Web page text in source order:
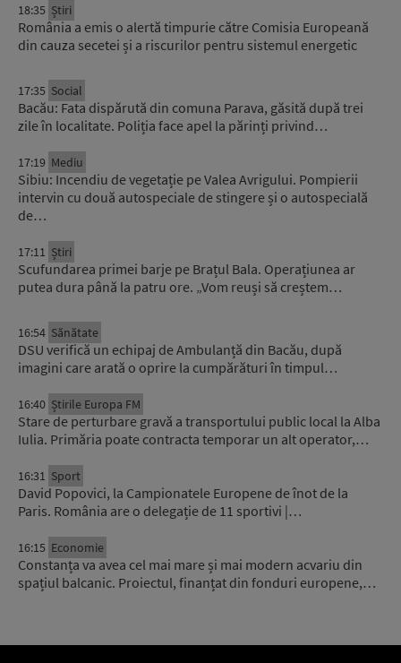
18:35 Știri
România a emis o alertă timpurie către Comisia Europeană
din cauza secetei și a riscurilor pentru sistemul energetic
17:35 Social
Bacău: Fata dispărută din comuna Parava, găsită după trei
zile în localitate. Poliția face apel la părinți privind…
17:19 Mediu
Sibiu: Incendiu de vegetație pe Valea Avrigului. Pompierii
intervin cu două autospeciale de stingere și o autospecială
de…
17:11 Știri
Scufundarea primei barje pe Brațul Bala. Operațiunea ar
putea dura până la patru ore. „Vom reuși să creștem…
16:54 Sănătate
DSU verifică un echipaj de Ambulanță din Bacău, după
imagini care arată o oprire la cumpărături în timpul…
16:40 Știrile Europa FM
Stare de perturbare gravă a transportului public local la Alba
Iulia. Primăria poate contracta temporar un alt operator,…
16:31 Sport
David Popovici, la Campionatele Europene de înot de la
Paris. România are o delegație de 11 sportivi |…
16:15 Economie
Constanța va avea cel mai mare și mai modern acvariu din
spațiul balcanic. Proiectul, finanțat din fonduri europene,…